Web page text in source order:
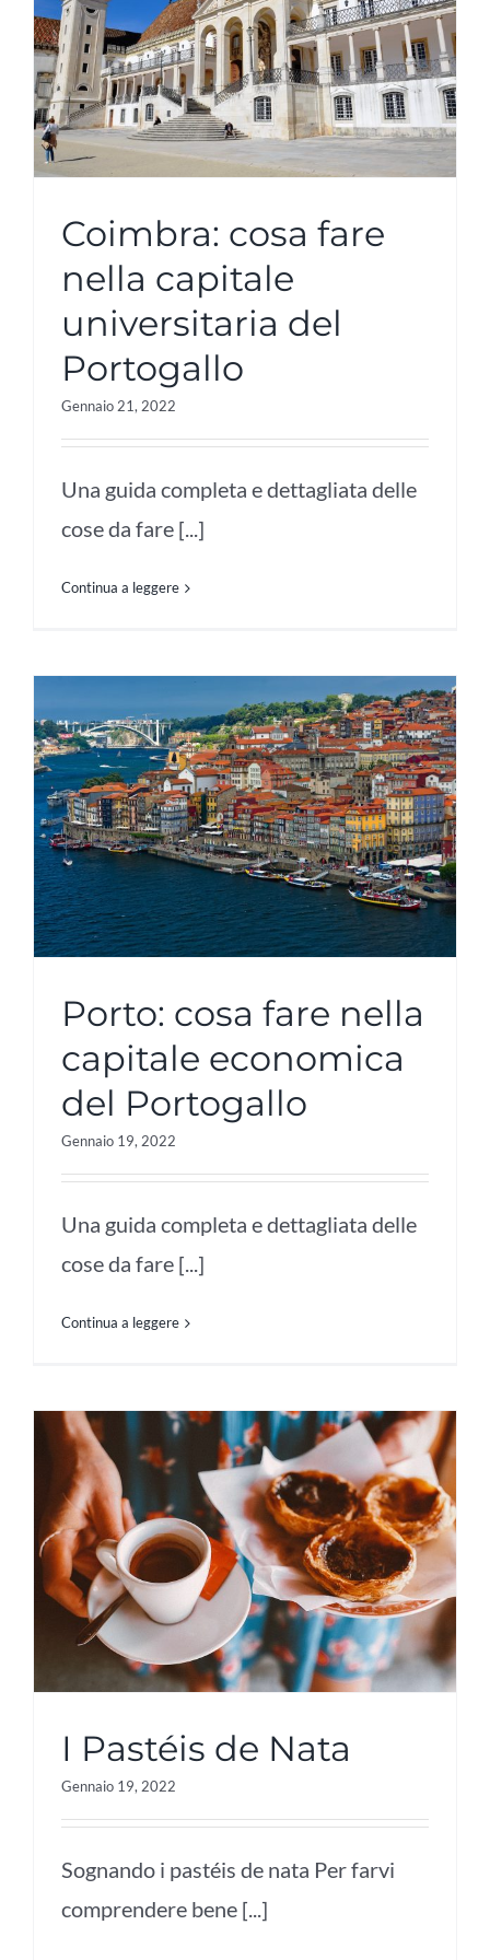
Coimbra: cosa fare
nella capitale
universitaria del
Portogallo
Gennaio 21, 2022
Una guida completa e dettagliata delle
cose da fare [...]
Continua a leggere
Porto: cosa fare nella
capitale economica
del Portogallo
Gennaio 19, 2022
Una guida completa e dettagliata delle
cose da fare [...]
Continua a leggere
I Pastéis de Nata
Gennaio 19, 2022
Sognando i pastéis de nata Per farvi
comprendere bene [...]